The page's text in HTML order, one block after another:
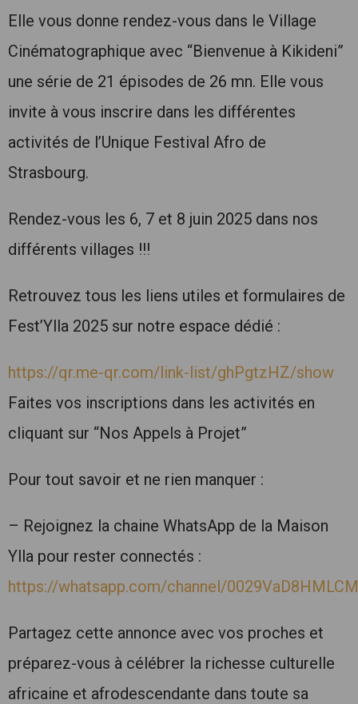
Elle vous donne rendez-vous dans le Village
Cinématographique avec “Bienvenue à Kikideni”
une série de 21 épisodes de 26 mn. Elle vous
invite à vous inscrire dans les différentes
activités de l’Unique Festival Afro de
Strasbourg.
Rendez-vous les 6, 7 et 8 juin 2025 dans nos
différents villages !!!
Retrouvez tous les liens utiles et formulaires de
Fest’Ylla 2025 sur notre espace dédié :
https://qr.me-qr.com/link-list/ghPgtzHZ/show
Faites vos inscriptions dans les activités en
cliquant sur “Nos Appels à Projet”
Pour tout savoir et ne rien manquer :
– Rejoignez la chaine WhatsApp de la Maison
Ylla pour rester connectés :
https://whatsapp.com/channel/
Partagez cette annonce avec vos proches et
préparez-vous à célébrer la richesse culturelle
africaine et afrodescendante dans toute sa